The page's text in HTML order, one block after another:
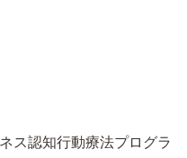
ス認知行動療法プログラ